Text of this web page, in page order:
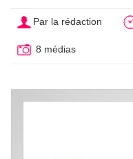
Par la rédaction
8 médias